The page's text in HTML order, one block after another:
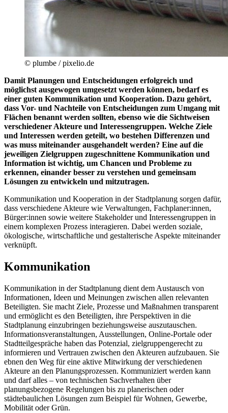
© plumbe / pixelio.de
Damit Planungen und Entscheidungen erfolgreich und
möglichst ausgewogen umgesetzt werden können, bedarf es
einer guten Kommunikation und Kooperation. Dazu gehört,
dass Vor- und Nachteile von Entscheidungen zum Umgang mit
Flächen benannt werden sollten, ebenso wie die Sichtweisen
verschiedener Akteure und Interessengruppen. Welche Ziele
und Interessen werden geteilt, wo bestehen Differenzen und
was muss miteinander ausgehandelt werden? Eine auf die
jeweiligen Zielgruppen zugeschnittene Kommunikation und
Information ist wichtig, um Chancen und Probleme zu
erkennen, einander besser zu verstehen und gemeinsam
Lösungen zu entwickeln und mitzutragen.
Kommunikation und Kooperation in der Stadtplanung sorgen dafür,
dass verschiedene Akteure wie Verwaltungen, Fachplaner:innen,
Bürger:innen sowie weitere Stakeholder und Interessengruppen in
einem komplexen Prozess interagieren. Dabei werden soziale,
ökologische, wirtschaftliche und gestalterische Aspekte miteinander
verknüpft.
Kommunikation
Kommunikation in der Stadtplanung dient dem Austausch von
Informationen, Ideen und Meinungen zwischen allen relevanten
Beteiligten. Sie macht Ziele, Prozesse und Maßnahmen transparent
und ermöglicht es den Beteiligten, ihre Perspektiven in die
Stadtplanung einzubringen beziehungsweise auszutauschen.
Informationsveranstaltungen, Ausstellungen, Online-Portale oder
Stadtteilgespräche haben das Potenzial, zielgruppengerecht zu
informieren und Vertrauen zwischen den Akteuren aufzubauen. Sie
ebnen den Weg für eine aktive Mitwirkung der verschiedenen
Akteure an den Planungsprozessen. Kommuniziert werden kann
und darf alles – von technischen Sachverhalten über
planungsbezogene Regelungen bis zu planerischen oder
städtebaulichen Lösungen zum Beispiel für Wohnen, Gewerbe,
Mobilität oder Grün.